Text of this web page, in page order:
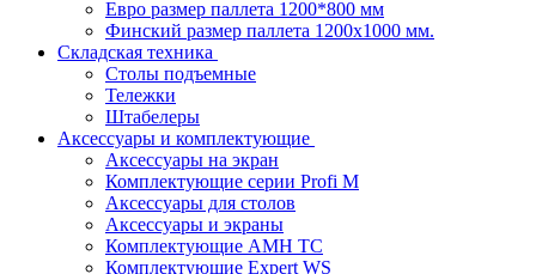
Евро размер паллета 1200*800 мм
Финский размер паллета 1200х1000 мм.
Складская техника
Столы подъемные
Тележки
Штабелеры
Аксессуары и комплектующие
Аксессуары на экран
Комплектующие серии Profi M
Аксессуары для столов
Аксессуары и экраны
Комплектующие AMH TC
Комплектующие Expert WS